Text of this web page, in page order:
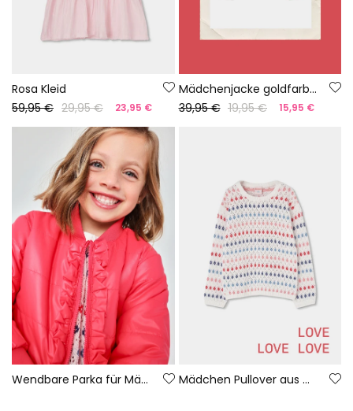
Rosa Kleid
59,95 € 29,95 € 23,95 €
Mädchenjacke goldfarben
39,95 € 19,95 € 15,95 €
Wendbare Parka für Mädchen Mädchen Pullover aus weißer Baumwolle